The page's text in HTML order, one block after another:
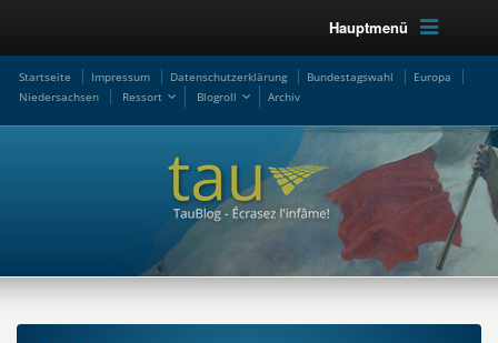
Hauptmenü
Startseite Impressum Datenschutzerklärung Bundestagswahl
Europa
Niedersachsen
Ressort Blogroll Archiv